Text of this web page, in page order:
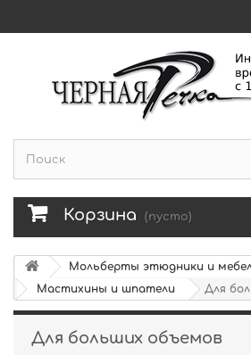
Корзина (пусто)
Мольберты этюдники и
Мастихины и шпатели
Для
Для больших объемов